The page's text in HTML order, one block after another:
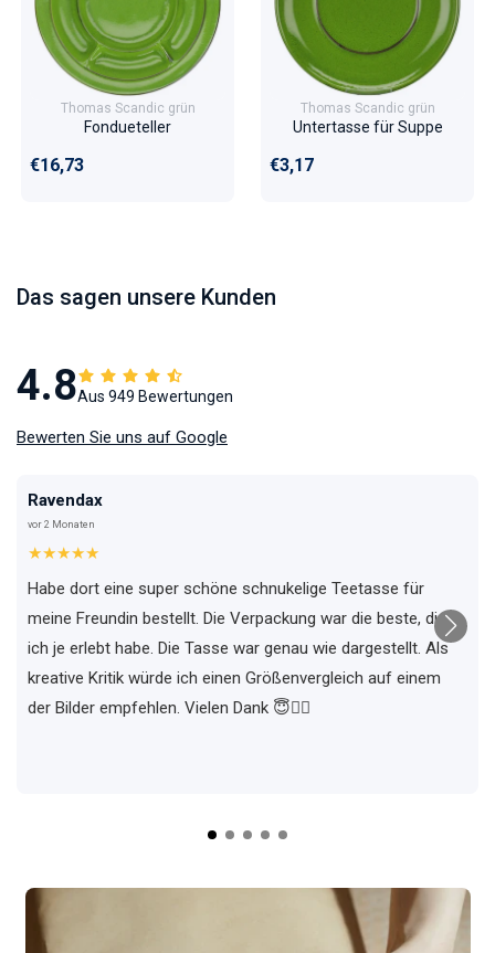
Thomas Scandic grün
Fondueteller
Normaler Preis
€16,73
Thomas Scandic grün
Untertasse für Suppe
Normaler Preis
€3,17
Das sagen unsere Kunden
4.8Aus 949 Bewertungen
Bewerten Sie uns auf Google
Ravendax
vor 2 Monaten
★★★★★
Habe dort eine super schöne schnukelige Teetasse für
meine Freundin bestellt. Die Verpackung war die beste, die
ich je erlebt habe. Die Tasse war genau wie dargestellt. Als
kreative Kritik würde ich einen Größenvergleich auf einem
der Bilder empfehlen. Vielen Dank 😇✌🏼